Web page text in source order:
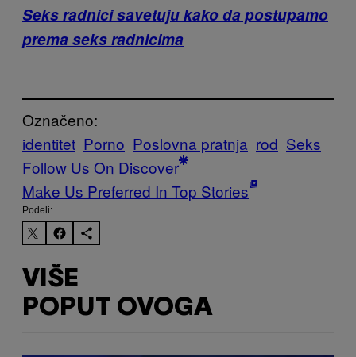
Seks radnici savetuju kako da postupamo
prema seks radnicima
Označeno:
identitet Porno Poslovna pratnja rod Seks
Follow Us On Discover
Make Us Preferred In Top Stories
Podeli:
VIŠE
POPUT OVOGA